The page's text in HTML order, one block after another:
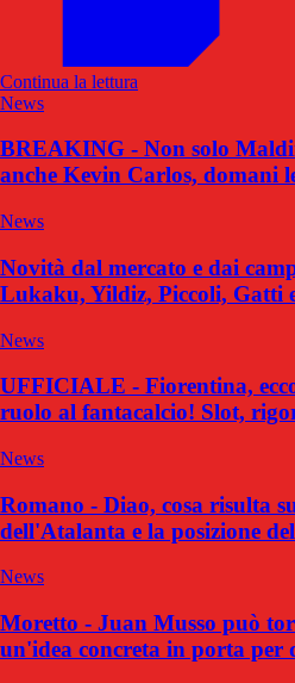
Continua la lettura
News
BREAKING - Non solo
anche Kevin Carlos, domani
News
Novità dal mercato e dai
Lukaku, Yildiz, Piccoli, Gatti
News
UFFICIALE - Fiorentina,
ruolo al fantacalcio! Slot,
News
Romano - Diao, cosa risulta
dell'Atalanta e la posizione
News
Moretto - Juan Musso può
un'idea concreta in porta per